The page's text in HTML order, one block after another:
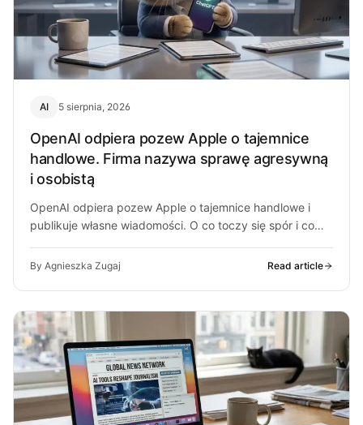
AI 5 sierpnia, 2026
OpenAI odpiera pozew Apple o tajemnice
handlowe. Firma nazywa sprawę agresywną
i osobistą
OpenAI odpiera pozew Apple o tajemnice handlowe i
publikuje własne wiadomości. O co toczy się spór i co
By Agnieszka Zugaj Read article